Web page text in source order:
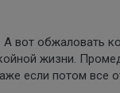
вот обжаловать
жизни.
если потом все